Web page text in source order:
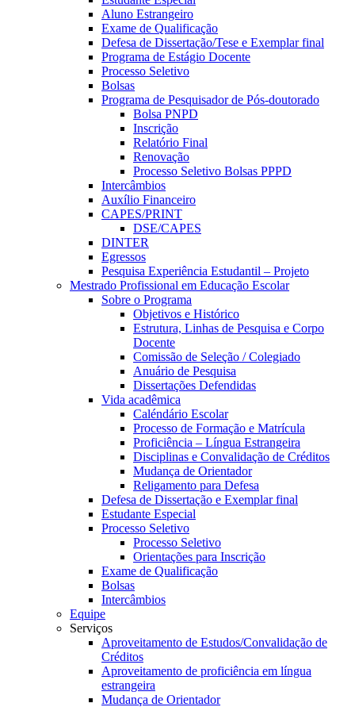
Aluno Estrangeiro
Exame de Qualificação
Defesa de Dissertação/Tese e Exemplar final
Programa de Estágio Docente
Processo Seletivo
Bolsas
Programa de Pesquisador de Pós-doutorado
Bolsa PNPD
Inscrição
Relatório Final
Renovação
Processo Seletivo Bolsas PPPD
Intercâmbios
Auxílio Financeiro
CAPES/PRINT
DSE/CAPES
DINTER
Egressos
Pesquisa Experiência Estudantil – Projeto
Mestrado Profissional em Educação Escolar
Sobre o Programa
Objetivos e Histórico
Estrutura, Linhas de Pesquisa e Corpo
Docente
Comissão de Seleção / Colegiado
Anuário de Pesquisa
Dissertações Defendidas
Vida acadêmica
Caléndário Escolar
Processo de Formação e Matrícula
Proficiência – Língua Estrangeira
Disciplinas e Convalidação de Créditos
Mudança de Orientador
Religamento para Defesa
Defesa de Dissertação e Exemplar final
Estudante Especial
Processo Seletivo
Processo Seletivo
Orientações para Inscrição
Exame de Qualificação
Bolsas
Intercâmbios
Equipe
Serviços
Aproveitamento de Estudos/Convalidação de
Créditos
Aproveitamento de proficiência em língua
estrangeira
Mudança de Orientador